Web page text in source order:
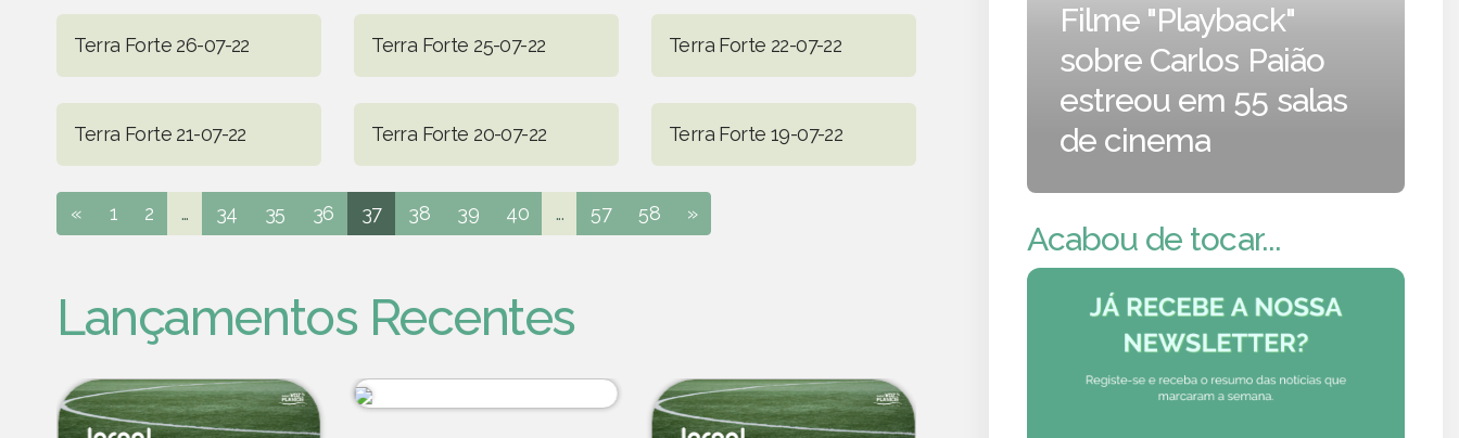
Terra Forte 26-07-22 Terra Forte 25-07-22 Terra Forte 22-07-22
Terra Forte 21-07-22 Terra Forte 20-07-22 Terra Forte 19-07-22
« 1 2 ... 34 35 36 37 38 39 40 ... 57 58 »
Lançamentos Recentes
Filme "Playback"
sobre Carlos Paião
estreou em 55 salas
de cinema
Acabou de tocar...